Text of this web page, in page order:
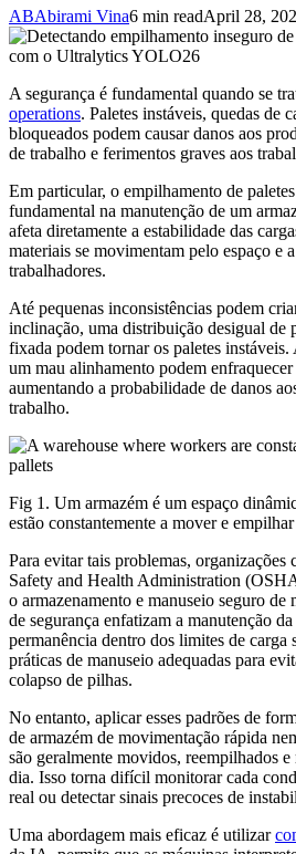
ABAbirami Vina6 min readApril 28,
A segurança é fundamental quando se
operations. Paletes instáveis, quedas de
bloqueados podem causar danos aos
de trabalho e ferimentos graves aos
Em particular, o empilhamento de
fundamental na manutenção de um
afeta diretamente a estabilidade das
materiais se movimentam pelo espaço e
trabalhadores.
Até pequenas inconsistências podem
inclinação, uma distribuição desigual de
fixada podem tornar os paletes
um mau alinhamento podem
aumentando a probabilidade de danos
trabalho.
Fig 1. Um armazém é um espaço
estão constantemente a mover e
Para evitar tais problemas, organizações
Safety and Health Administration
o armazenamento e manuseio seguro de
de segurança enfatizam a manutenção
permanência dentro dos limites de carga
práticas de manuseio adequadas para
colapso de pilhas.
No entanto, aplicar esses padrões de
de armazém de movimentação rápida
são geralmente movidos, reempilhados
dia. Isso torna difícil monitorar cada
real ou detectar sinais precoces de
Uma abordagem mais eficaz é utilizar